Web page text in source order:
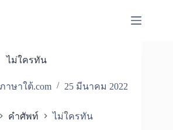
ไม่ใครทัน
าษาใต้.com 25 มีนาคม 2022
คำศัพท์ ไม่ใครทัน